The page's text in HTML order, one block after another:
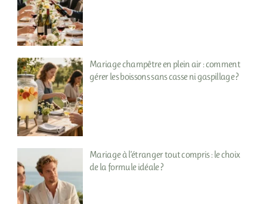
Mariage champêtre en plein air : comment
gérer les boissons sans casse ni gaspillage ?
Mariage à l’étranger tout compris : le choix
de la formule idéale ?